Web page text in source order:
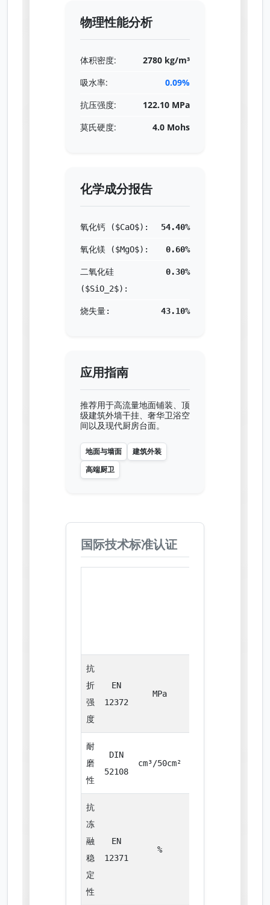
物理性能分析
体积密度:
2780 kg/m³
吸水率:
0.09%
抗压强度:
122.10 MPa
莫氏硬度:
4.0 Mohs
化学成分报告
氧化钙 ($CaO$): 54.40%
氧化镁 ($MgO$): 0.60%
二氧化硅
($SiO_2$):
0.30%
烧失量: 43.10%
应用指南
推荐用于高流量地面铺装、顶
级建筑外墙干挂、奢华卫浴空
间以及现代厨房台面。
地面与墙面
建筑外装
高端厨卫
国际技术标准认证
抗
折
强
度
EN
12372
MPa
耐
磨
性
DIN
52108
cm³/50cm²
抗
冻
融
稳
定
性
EN
12371
%